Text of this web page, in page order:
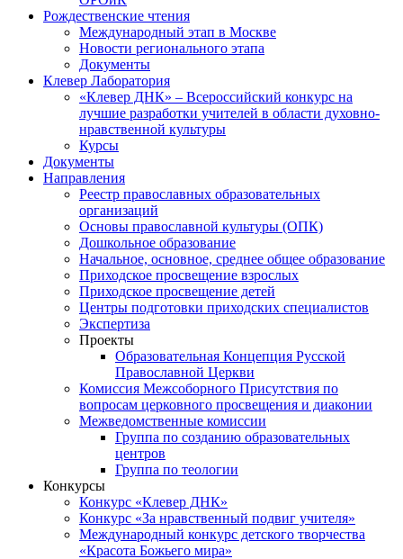
Рождественские чтения
Международный этап в Москве
Новости регионального этапа
Документы
Клевер Лаборатория
«Клевер ДНК» – Всероссийский конкурс на
лучшие разработки учителей в области духовно-
нравственной культуры
Курсы
Документы
Направления
Реестр православных образовательных
организаций
Основы православной культуры (ОПК)
Дошкольное образование
Начальное, основное, среднее общее образование
Приходское просвещение взрослых
Приходское просвещение детей
Центры подготовки приходских специалистов
Экспертиза
Проекты
Образовательная Концепция Русской
Православной Церкви
Комиссия Межсоборного Присутствия по
вопросам церковного просвещения и диаконии
Межведомственные комиссии
Группа по созданию образовательных
центров
Группа по теологии
Конкурсы
Конкурс «Клевер ДНК»
Конкурс «За нравственный подвиг учителя»
Международный конкурс детского творчества
«Красота Божьего мира»